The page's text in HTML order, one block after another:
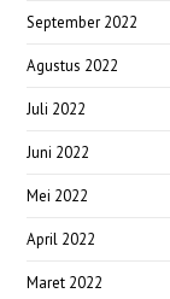
September 2022
Agustus 2022
Juli 2022
Juni 2022
Mei 2022
April 2022
Maret 2022